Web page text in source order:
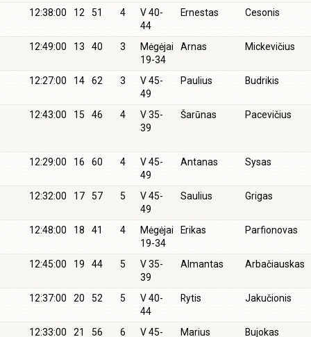
12:38:00 12 51 4
V 40-
44
Ernestas Cesonis
12:49:00 13 40 3
Mėgėjai
19-34
Arnas Mickevičius
12:27:00 14 62 3
V 45-
49
Paulius Budrikis
12:43:00 15 46 4
V 35-
39
Šarūnas Pacevičius
12:29:00 16 60 4
V 45-
49
Antanas Sysas
12:32:00 17 57 5
V 45-
49
Saulius Grigas
12:48:00 18 41 4
Mėgėjai
19-34
Erikas Parfionovas
12:45:00 19 44 5
V 35-
39
Almantas Arbačiauskas
12:37:00 20 52 5
V 40-
44
Rytis Jakučionis
12:33:00 21 56 6 V 45- Marius Bujokas